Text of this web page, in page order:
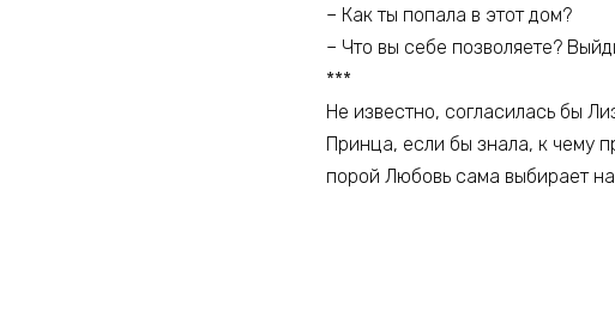
– Как ты попала в этот дом?
– Что вы себе позволяете?
***
Не известно, согласилась бы
Принца, если бы знала, к чему
порой Любовь сама выбирает